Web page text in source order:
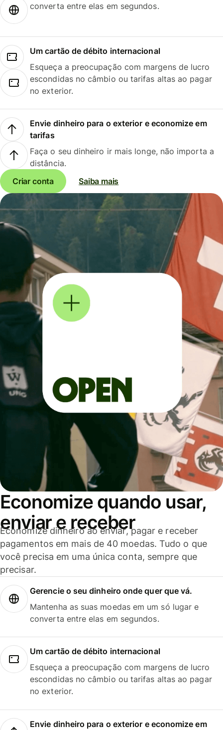
converta entre elas em segundos.
Um cartão de débito internacional
Esqueça a preocupação com margens de lucro
escondidas no câmbio ou tarifas altas ao pagar
no exterior.
Envie dinheiro para o exterior e economize em
tarifas
Faça o seu dinheiro ir mais longe, não importa a
distância.
Criar conta
Saiba mais
Economize quando usar,
enviar e receber
Economize dinheiro ao enviar, pagar e receber
pagamentos em mais de 40 moedas. Tudo o que
você precisa em uma única conta, sempre que
precisar.
Gerencie o seu dinheiro onde quer que vá.
Mantenha as suas moedas em um só lugar e
converta entre elas em segundos.
Um cartão de débito internacional
Esqueça a preocupação com margens de lucro
escondidas no câmbio ou tarifas altas ao pagar
no exterior.
Envie dinheiro para o exterior e economize em